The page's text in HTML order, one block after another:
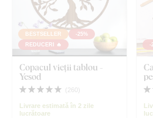
BESTSELLER
-25%
REDUCERI 🔥
Copacul vieții tablou -
Yesod
( 260 )
Livrare estimată în 2 zile
lucrătoare
-